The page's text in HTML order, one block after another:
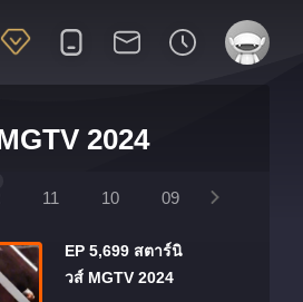
2024
11 10 09
EP 5,699 สตาร์นิ
วส์ MGTV 2024